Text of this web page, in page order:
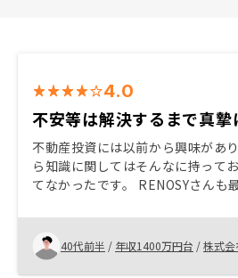
4.0
不安等は解決するまで真
不動産投資には以前から興味があ
ら知識に関してはそんなに持って
てなかったです。 RENOSYさんも
は、他社さんと同じかなーと思っ
トや対面面談を通じ丁寧に説明い
払拭されました。 不動産投資のよ
からのサポートが重要かと判断し
40代前半 / 年収1400万円台 /株式